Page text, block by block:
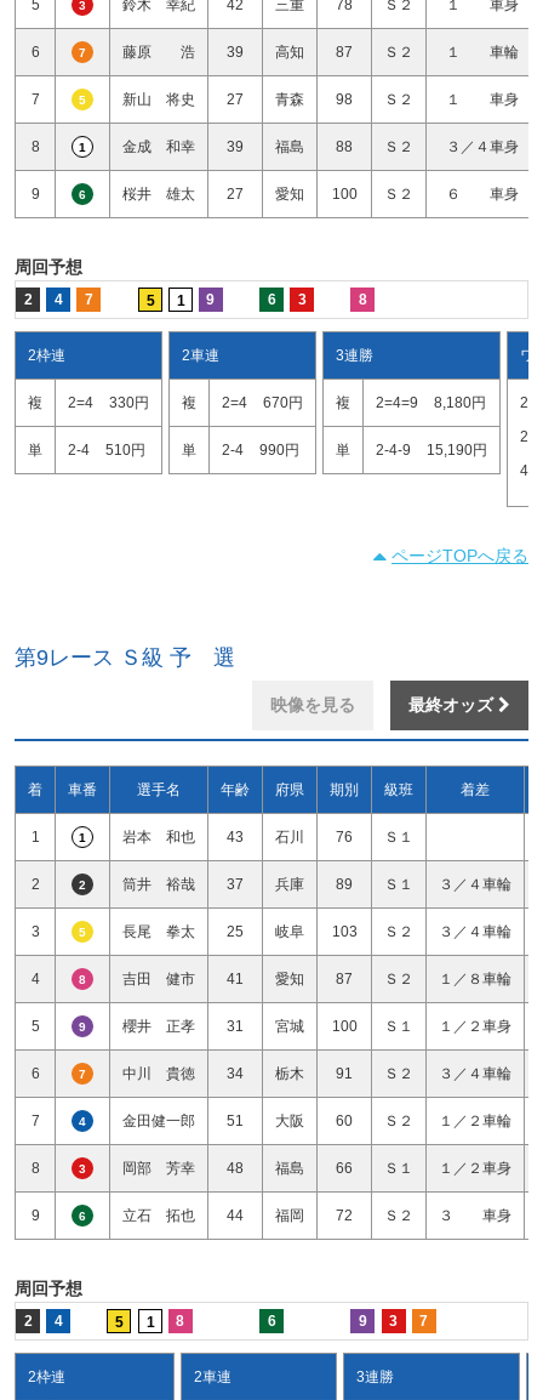
5 3 鈴木 幸紀 42 三重 78 Ｓ２ １ 車身
6 7 藤原 浩 39 高知 87 Ｓ２ １ 車輪
7 5 新山 将史 27 青森 98 Ｓ２ １ 車身
8 1 金成 和幸 39 福島 88 Ｓ２ ３／４車身
9 6 桜井 雄太 27 愛知 100 Ｓ２ ６ 車身
周回予想
2 4 7 5 1 9 6 3 8
2枠連
複 2=4 330円
単 2-4 510円
2車連
複 2=4 670円
単 2-4 990円
3連勝
複 2=4=9 8,180円
単 2-4-9 15,190円
ワ
ページTOPへ戻る
第9レース Ｓ級 予 選
映像を見る 最終オッズ
着 車番 選手名 年齢 府県 期別 級班 着差
1 1 岩本 和也 43 石川 76 Ｓ１
2 2 筒井 裕哉 37 兵庫 89 Ｓ１ ３／４車輪
3 5 長尾 拳太 25 岐阜 103 Ｓ２ ３／４車輪
4 8 吉田 健市 41 愛知 87 Ｓ２ １／８車輪
5 9 櫻井 正孝 31 宮城 100 Ｓ１ １／２車身
6 7 中川 貴徳 34 栃木 91 Ｓ２ ３／４車輪
7 4 金田健一郎 51 大阪 60 Ｓ２ １／２車輪
8 3 岡部 芳幸 48 福島 66 Ｓ１ １／２車身
9 6 立石 拓也 44 福岡 72 Ｓ２ ３ 車身
周回予想
2 4 5 1 8 6 9 3 7
2枠連 2車連 3連勝